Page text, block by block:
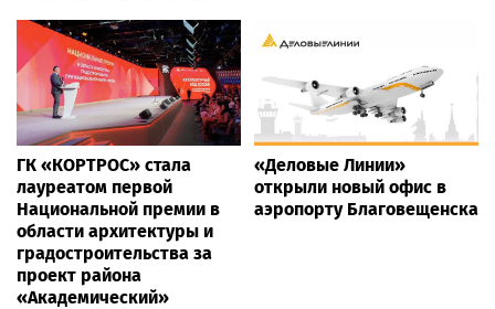
ГК «КОРТРОС» стала
лауреатом первой
Национальной премии в
области архитектуры и
градостроительства за
проект района
«Академический»
«Деловые Линии»
открыли новый офис в
аэропорту Благовещенска